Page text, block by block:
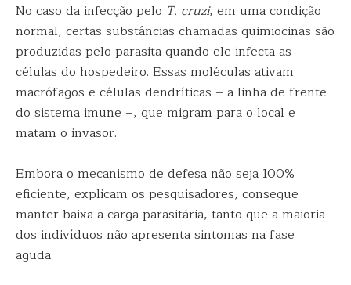
No caso da infecção pelo T. cruzi, em uma condição
normal, certas substâncias chamadas quimiocinas são
produzidas pelo parasita quando ele infecta as
células do hospedeiro. Essas moléculas ativam
macrófagos e células dendríticas – a linha de frente
do sistema imune –, que migram para o local e
matam o invasor.
Embora o mecanismo de defesa não seja 100%
eficiente, explicam os pesquisadores, consegue
manter baixa a carga parasitária, tanto que a maioria
dos indivíduos não apresenta sintomas na fase
aguda.